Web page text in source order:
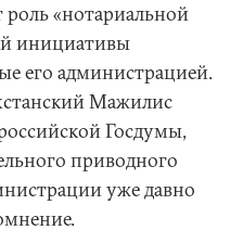
роль «нотариальной
инициативы
его администрацией.
Мажилис
Госдумы,
приводного
уже давно